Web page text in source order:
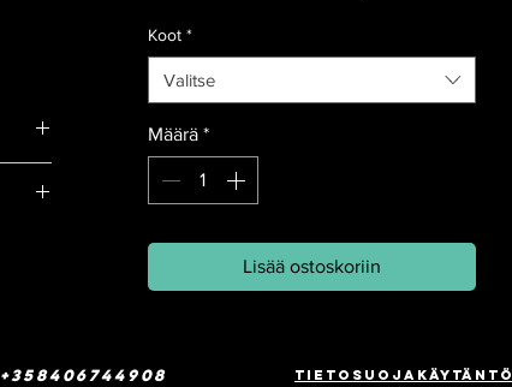
Koot *
Valitse
Määrä *
Lisää ostoskoriin
Tietosuojakäytäntö
+358406744908